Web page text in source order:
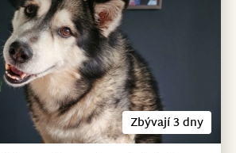
Zbývají 3 dny